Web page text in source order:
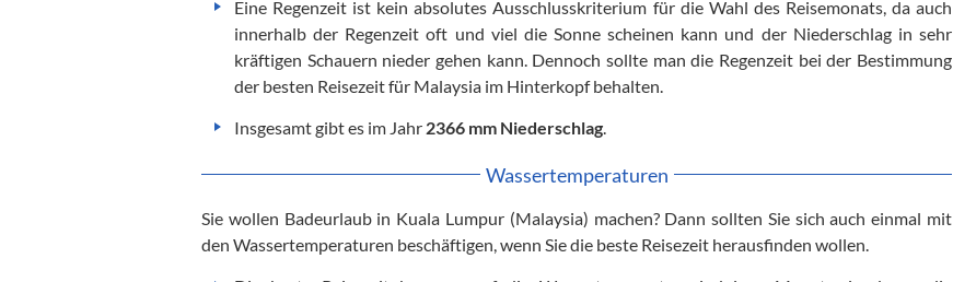
Eine Regenzeit ist kein absolutes Ausschlusskriterium für die Wahl des Reisemonats, da auch
innerhalb der Regenzeit oft und viel die Sonne scheinen kann und der Niederschlag in sehr
kräftigen Schauern nieder gehen kann. Dennoch sollte man die Regenzeit bei der Bestimmung
der besten Reisezeit für Malaysia im Hinterkopf behalten.
Insgesamt gibt es im Jahr 2366 mm Niederschlag.
Wassertemperaturen
Sie wollen Badeurlaub in Kuala Lumpur (Malaysia) machen? Dann sollten Sie sich auch einmal mit
den Wassertemperaturen beschäftigen, wenn Sie die beste Reisezeit herausfinden wollen.